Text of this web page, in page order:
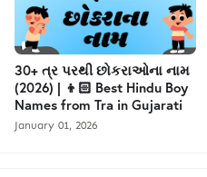
30+ ત્ર પરથી છોકરાઓના નામ
(2026) | 👦🏻 Best Hindu Boy
Names from Tra in Gujarati
January 01, 2026